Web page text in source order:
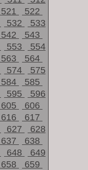
521
522
532
533
542
543
553
554
563
564
574
575
584
585
595
596
605
606
616
617
627
628
637
638
648
649
658
659